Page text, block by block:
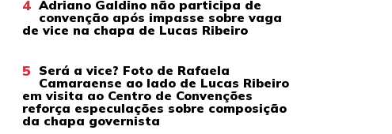
4 Adriano Galdino não participa de
convenção após impasse sobre vaga
de vice na chapa de Lucas Ribeiro
5 Será a vice? Foto de Rafaela
Camaraense ao lado de Lucas Ribeiro
em visita ao Centro de Convenções
reforça especulações sobre composição
da chapa governista